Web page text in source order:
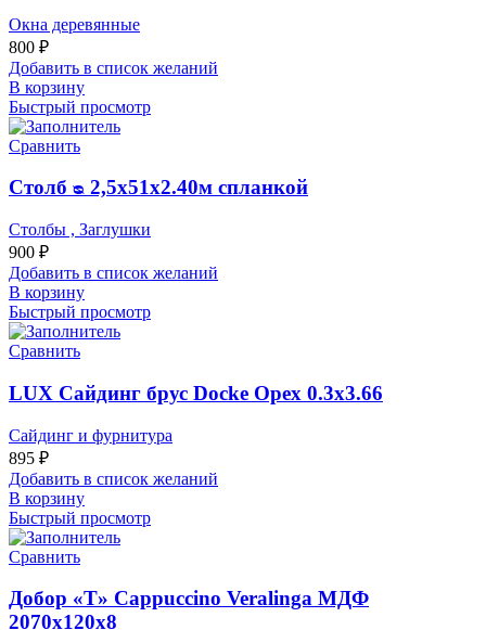
Окна деревянные
800 ₽
Добавить в список желаний
В корзину
Быстрый просмотр
Сравнить
Столб ᴓ 2,5х51х2.40м спланкой
Столбы , Заглушки
900 ₽
Добавить в список желаний
В корзину
Быстрый просмотр
Сравнить
LUX Сайдинг брус Docke Орех 0.3х3.66
Сайдинг и фурнитура
895 ₽
Добавить в список желаний
В корзину
Быстрый просмотр
Сравнить
Добор «Т» Cappuccino Veralinga МДФ
2070х120х8